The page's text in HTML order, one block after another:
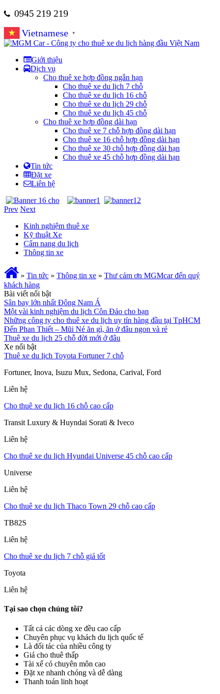
0945 219 219
Vietnamese
▼
Giới thiệu
Dịch vụ
Cho thuê xe hợp đồng ngắn hạn
Cho thuê xe du lịch 7 chỗ
Cho thuê xe du lịch 16 chỗ
Cho thuê xe du lịch 29 chỗ
Cho thuê xe du lịch 45 chỗ
Cho thuê xe hợp đồng dài hạn
Cho thuê xe 7 chỗ hợp đồng dài hạn
Cho thuê xe 16 chỗ hợp đồng dài hạn
Cho thuê xe 30 chỗ hợp đồng dài hạn
Cho thuê xe 45 chỗ hợp đồng dài hạn
Tin tức
Đặt xe
Liên hệ
Prev Next
Kinh nghiệm thuê xe
Kỹ thuật Xe
Cẩm nang du lịch
Thông tin xe
» Tin tức » Thông tin xe » Thư cảm ơn MGMcar đến quý
khách hàng
Bài viết nổi bật
Sân bay lớn nhất Đông Nam Á
Một vài kinh nghiệm du lịch Côn Đảo cho bạn
Những công ty cho thuê xe du lịch uy tín hàng đầu tại TpHCM
Đến Phan Thiết – Mũi Né ăn gì, ăn ở đâu ngon và rẻ
Thuê xe du lịch 25 chỗ đời mới ở đâu
Xe nổi bật
Thuê xe du lịch Toyota Fortuner 7 chỗ
Fortuner, Inova, Isuzu Mux, Sedona, Carival, Ford
Liên hệ
Cho thuê xe du lịch 16 chỗ cao cấp
Transit Luxury & Huyndai Sorati & Iveco
Liên hệ
Cho thuê xe du lịch Hyundai Universe 45 chỗ cao cấp
Universe
Liên hệ
Cho thuê xe du lịch Thaco Town 29 chỗ cao cấp
TB82S
Liên hệ
Cho thuê xe du lịch 7 chỗ giá tốt
Toyota
Liên hệ
Tại sao chọn chúng tôi?
Tất cả các dòng xe đều cao cấp
Chuyên phục vụ khách du lịch quốc tế
Là đối tác của nhiều công ty
Giá cho thuê thấp
Tài xế có chuyên môn cao
Đặt xe nhanh chóng và dễ dàng
Thanh toán linh hoạt